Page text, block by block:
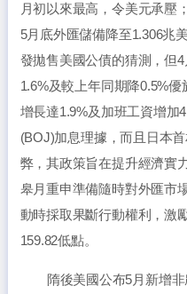
月初以來最高，令美元承壓
5月底外匯儲備降至1.306兆
發拋售美國公債的猜測，但
1.6%及較上年同期降0.5%
增長達1.9%及加班工資增加
(BOJ)加息理據，而且日本
弊，其政策旨在提升經濟實
皋月重申準備隨時對外匯市
動時採取果斷行動權利，激
159.82低點。
隋後美國公布5月新增非